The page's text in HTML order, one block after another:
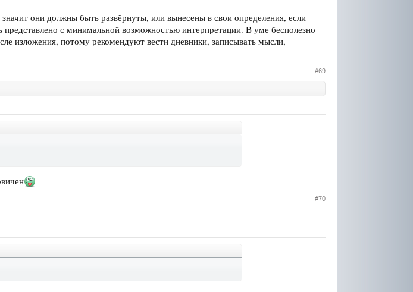
они должны быть развёрнуты, или вынесены в свои определения, если
с минимальной возможностью интерпретации. В уме бесполезно
изложения, потому рекомендуют вести дневники, записывать мысли,
#69
#70